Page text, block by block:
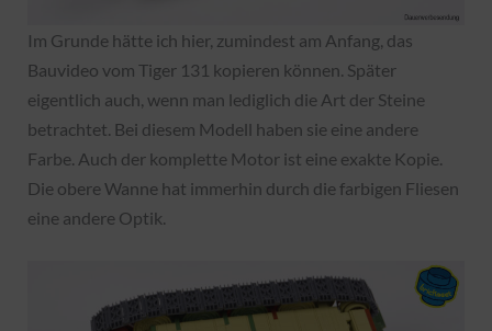
Im Grunde hätte ich hier, zumindest am Anfang, das
Bauvideo vom Tiger 131 kopieren können. Später
eigentlich auch, wenn man lediglich die Art der Steine
betrachtet. Bei diesem Modell haben sie eine andere
Farbe. Auch der komplette Motor ist eine exakte Kopie.
Die obere Wanne hat immerhin durch die farbigen Fliesen
eine andere Optik.